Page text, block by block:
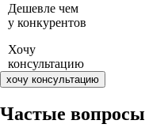
Дешевле чем
у конкурентов
Хочу
консультацию
хочу консультацию
Частые вопросы